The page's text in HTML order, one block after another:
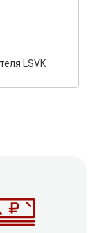
LSVK